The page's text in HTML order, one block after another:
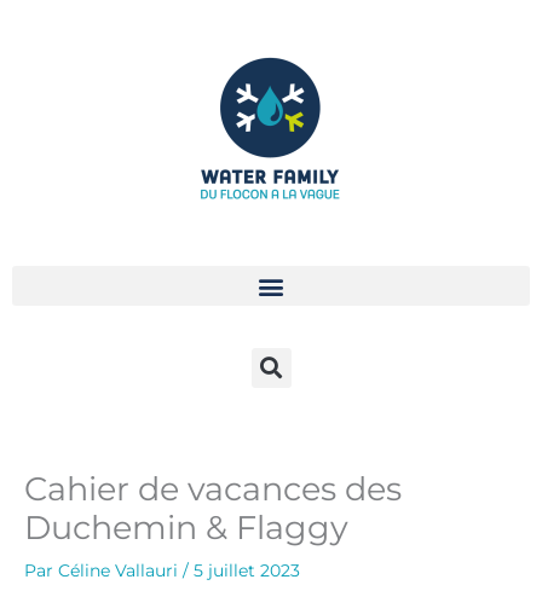
Cahier de vacances des
Duchemin & Flaggy
Par Céline Vallauri / 5 juillet 2023